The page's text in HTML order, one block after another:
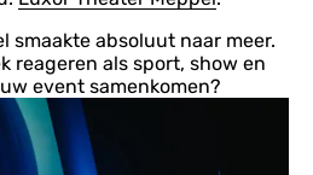
smaakte absoluut naar meer.
reageren als sport, show en
event samenkomen?